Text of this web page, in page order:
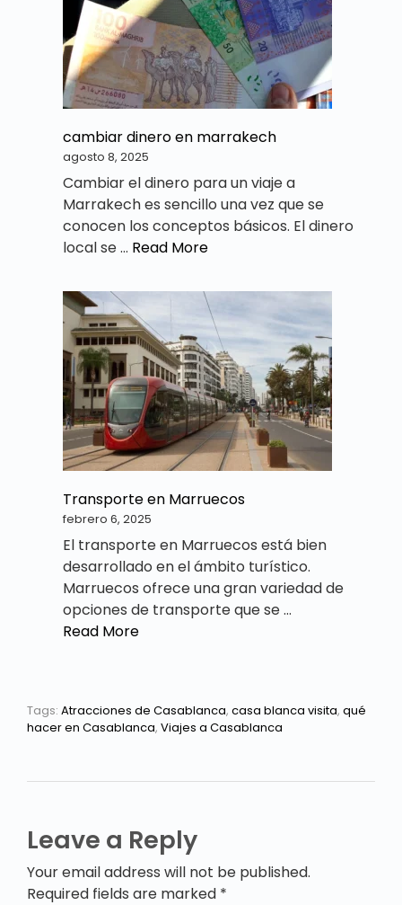
cambiar dinero en marrakech
agosto 8, 2025
Cambiar el dinero para un viaje a
Marrakech es sencillo una vez que se
conocen los conceptos básicos. El dinero
local se … Read More
Transporte en Marruecos
febrero 6, 2025
El transporte en Marruecos está bien
desarrollado en el ámbito turístico.
Marruecos ofrece una gran variedad de
opciones de transporte que se …
Read More
Tags: Atracciones de Casablanca, casa blanca visita, qué
hacer en Casablanca, Viajes a Casablanca
Leave a Reply
Your email address will not be published.
Required fields are marked *